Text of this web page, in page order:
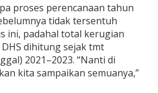
proses perencanaan tahun
tidak tersentuh
ini, padahal total kerugian
dihitung sejak tmt
2021–2023. “Nanti di
kita sampaikan semuanya,”